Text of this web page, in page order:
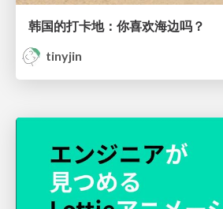
韩国的打卡地：你喜欢海边吗？
tinyjin